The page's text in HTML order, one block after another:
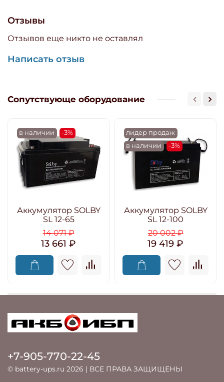
Отзывы
Отзывов еще никто не оставлял
Написать отзыв
Сопутствующе оборудование
в наличии -3%
Аккумулятор SOLBY
SL 12-65
14 071 ₽
13 661 ₽
лидер продаж
в наличии
-3%
Аккумулятор SOLBY
SL 12-100
20 002 ₽
19 419 ₽
+7-905-770-22-45
© battery-ups.ru 2026 | ВСЕ ПРАВА ЗАЩИЩЕНЫ